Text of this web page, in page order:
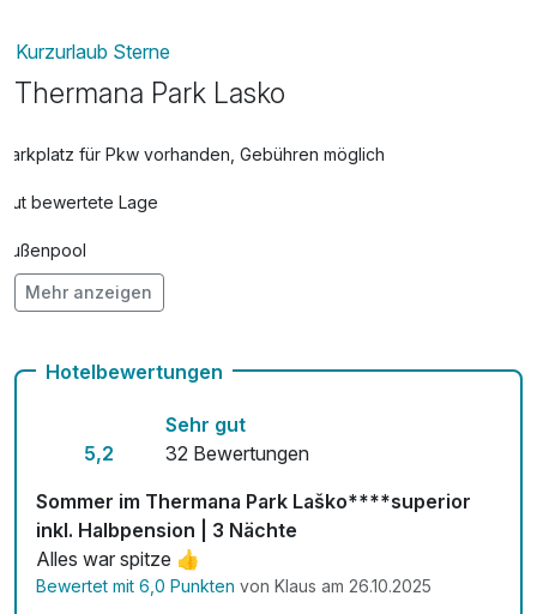
Kurzurlaub Sterne
Thermana Park Lasko
Parkplatz für Pkw vorhanden, Gebühren möglich
Gut bewertete Lage
Außenpool
Vielseitiger Wellnessbereich
Fitnessgeräte stehen bereit
Kostenloses W-LAN
Zimmerservice verfügbar
Mit Hotelbar
Mehr anzeigen
Hotelbewertungen
5,2
Sehr gut
32 Bewertungen
Sommer im Thermana Park Laško****superior
inkl. Halbpension | 3 Nächte
Alles war spitze 👍
Bewertet mit 6,0 Punkten von Klaus am 26.10.2025